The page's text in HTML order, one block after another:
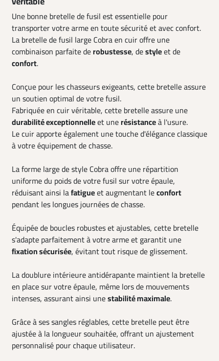
Une bonne bretelle de fusil est essentielle pour
transporter votre arme en toute sécurité et avec confort.
La bretelle de fusil large Cobra en cuir offre une
combinaison parfaite derobustesse, destyleet de
confort.
Conçue pour les chasseurs exigeants, cette bretelle assure
un soutien optimal de votre fusil.
Fabriquée en cuir véritable, cette bretelle assure une
durabilité exceptionnelleet unerésistanceà l'usure.
Le cuir apporte également une touche d'élégance classique
à votre équipement de chasse.
La forme large de style Cobra offre une répartition
uniforme du poids de votre fusil sur votre épaule,
réduisant ainsi lafatigueet augmentant leconfort
pendant les longues journées de chasse.
Équipée de boucles robustes et ajustables, cette bretelle
s'adapte parfaitement à votre arme et garantit une
fixation sécurisée, évitant tout risque de glissement.
La doublure intérieure antidérapante maintient la bretelle
en place sur votre épaule, même lors de mouvements
intenses, assurant ainsi unestabilité maximale.
Grâce à ses sangles réglables, cette bretelle peut être
ajustée à la longueur souhaitée, offrant un ajustement
personnalisé pour chaque utilisateur.